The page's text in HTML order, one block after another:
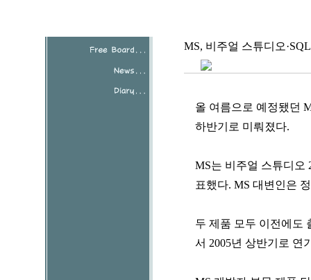
MS, 비주얼 스튜디오
올 여름으로 예정됐던
하반기로 미뤄졌다.
MS는 비주얼 스튜디오
표했다. MS 대변인은
두 제품 모두 이전에도
서 2005년 상반기로 연